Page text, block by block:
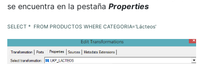
se encuentra en la pestaña Properties
SELECT * FROM PRODUCTOS WHERE CATEGORIA='Lácteos'